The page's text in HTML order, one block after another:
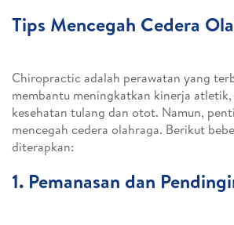
Tips Mencegah Cedera
Chiropractic adalah perawatan yang
membantu meningkatkan kinerja
kesehatan tulang dan otot. Namun,
mencegah cedera olahraga. Berikut
diterapkan:
1. Pemanasan dan